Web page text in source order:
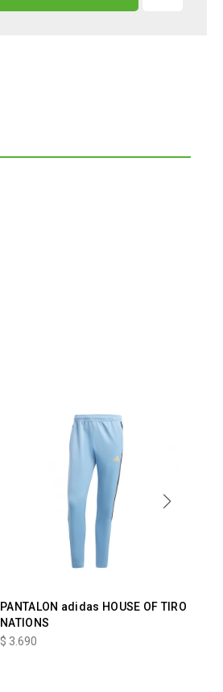
PANTALON adidas HOUSE OF TIRO
NATIONS
$ 3.690